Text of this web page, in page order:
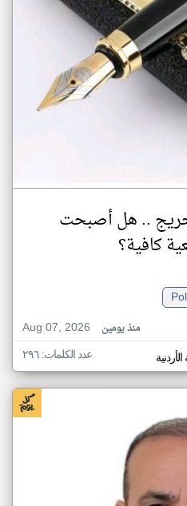
.. هل أصبحت
كافية؟
Aug 07, 2026
منذ يومين
عدد الكلمات: ٢٩٦